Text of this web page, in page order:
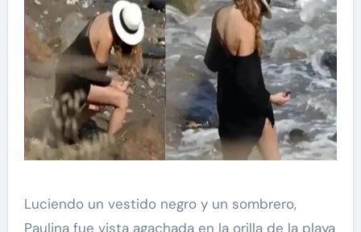
Luciendo un vestido negro y un sombrero,
Paulina fue vista agachada en la orilla de la playa